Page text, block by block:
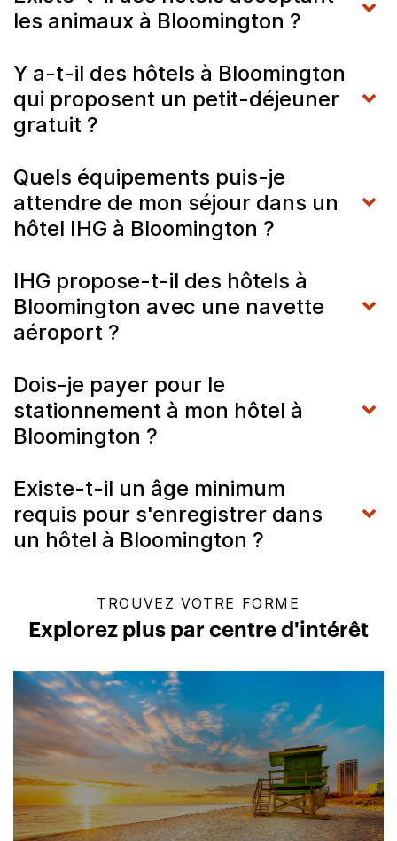
les animaux à Bloomington ?
Y a-t-il des hôtels à Bloomington
qui proposent un petit-déjeuner
gratuit ?
Quels équipements puis-je
attendre de mon séjour dans un
hôtel IHG à Bloomington ?
IHG propose-t-il des hôtels à
Bloomington avec une navette
aéroport ?
Dois-je payer pour le
stationnement à mon hôtel à
Bloomington ?
Existe-t-il un âge minimum
requis pour s'enregistrer dans
un hôtel à Bloomington ?
TROUVEZ VOTRE FORME
Explorez plus par centre d'intérêt